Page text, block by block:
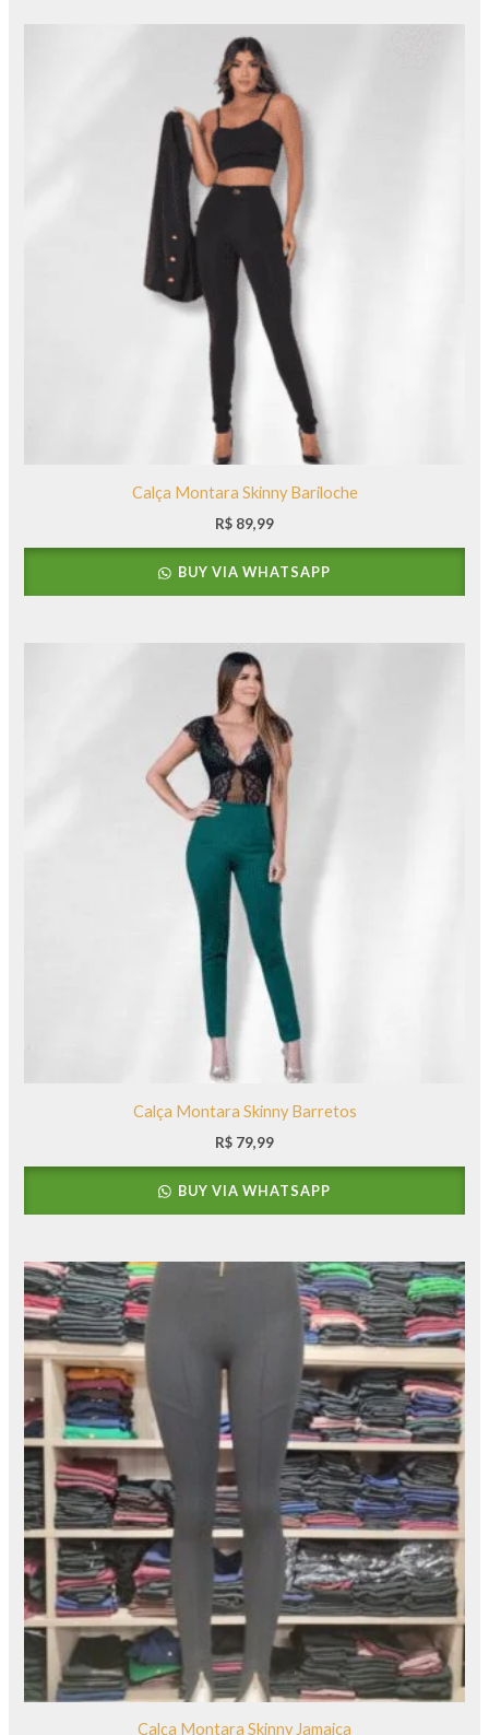
Calça Montara Skinny Bariloche
R$ 89,99
BUY VIA WHATSAPP
Calça Montara Skinny Barretos
R$ 79,99
BUY VIA WHATSAPP
Calça Montara Skinny Jamaica